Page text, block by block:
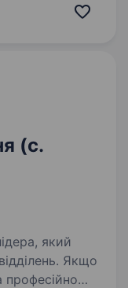
у різних
(с.
Якщо
професійно